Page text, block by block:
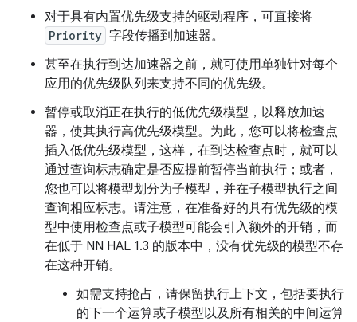
对于具有内置优先级支持的驱动程序，可直接将
Priority 字段传播到加速器。
甚至在执行到达加速器之前，就可使用单独针对每个
应用的优先级队列来支持不同的优先级。
暂停或取消正在执行的低优先级模型，以释放加速
器，使其执行高优先级模型。为此，您可以将检查点
插入低优先级模型，这样，在到达检查点时，就可以
通过查询标志确定是否应提前暂停当前执行；或者，
您也可以将模型划分为子模型，并在子模型执行之间
查询相应标志。 请注意，在准备好的具有优先级的模
型中使用检查点或子模型可能会引入额外的开销，而
在低于 NN HAL 1.3 的版本中，没有优先级的模型不存
在这种开销。
如需支持抢占，请保留执行上下文，包括要执行
的下一个运算或子模型以及所有相关的中间运算